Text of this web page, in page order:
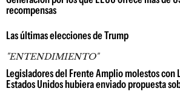
recompensas
Las últimas elecciones de Trump
"ENTENDIMIENTO"
Legisladores del Frente Amplio molestos con
Estados Unidos hubiera enviado propuesta